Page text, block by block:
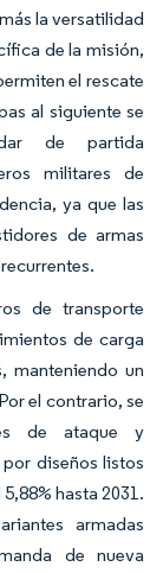
la versatilidad
de la misión,
el rescate
al siguiente se
de partida
militares de
ya que las
de armas
de transporte
de carga
manteniendo un
el contrario, se
de ataque y
diseños listos
hasta 2031.
armadas
de nueva